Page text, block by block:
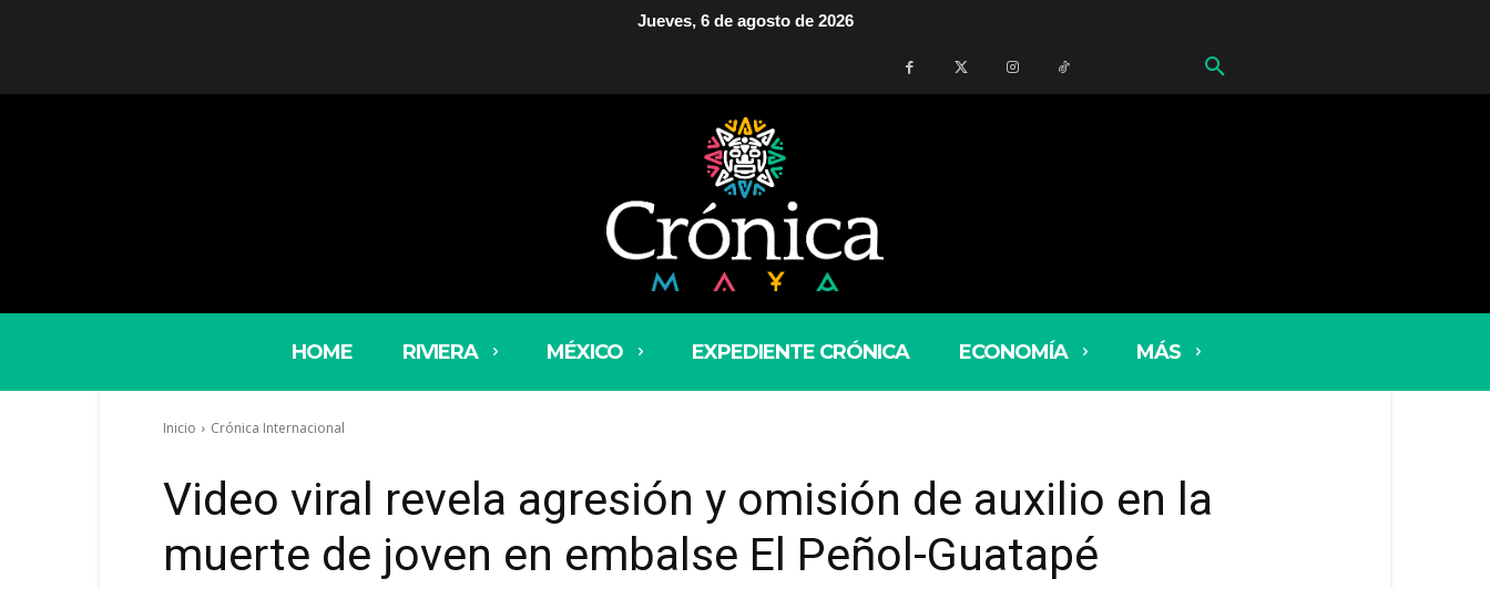
Jueves, 6 de agosto de 2026
HOME RIVIERA MÉXICO EXPEDIENTE CRÓNICA ECONOMÍA MÁS
Inicio Crónica Internacional
Video viral revela agresión y omisión de auxilio en la
muerte de joven en embalse El Peñol-Guatapé